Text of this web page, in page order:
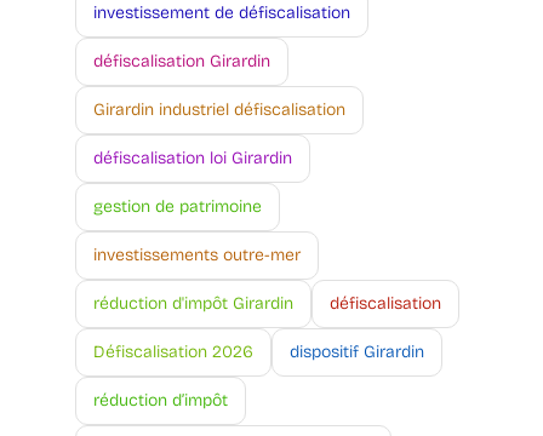
investissement de défiscalisation
défiscalisation Girardin
Girardin industriel défiscalisation
défiscalisation loi Girardin
gestion de patrimoine
investissements outre-mer
réduction d'impôt Girardin défiscalisation
Défiscalisation 2026 dispositif Girardin
réduction d’impôt